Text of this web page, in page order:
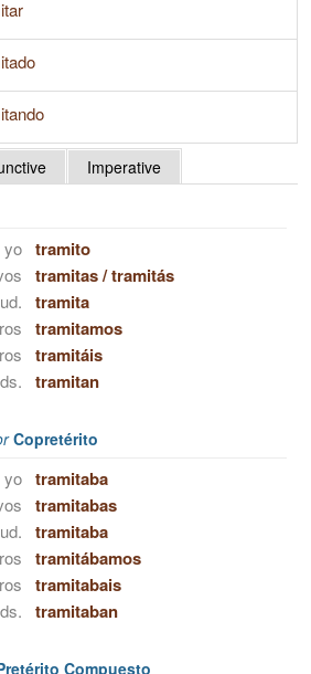
Imperative
yo tramito
tramitas/tramitás
tramita
tramitamos
tramitáis
tramitan
Copretérito
yo tramitaba
tramitabas
tramitaba
tramitábamos
tramitabais
tramitaban
Compuesto